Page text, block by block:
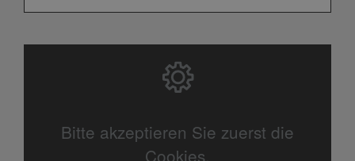
Bitte akzeptieren Sie zuerst die
Cookies.